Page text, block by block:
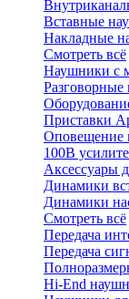
Вставные
Накладные
Смотреть всё
Наушники с
Разговорные
Приставки
Оповещение
100В
Аксессуары
Динамики
Динамики
Смотреть всё
Передача
Передача
Hi-End